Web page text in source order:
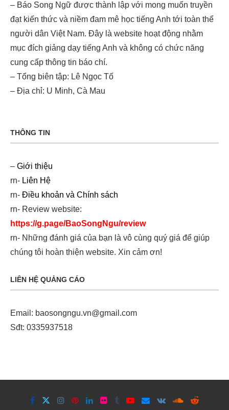
– Báo Song Ngữ được thành lập với mong muốn truyền
đạt kiến thức và niềm đam mê học tiếng Anh tới toàn thể
người dân Việt Nam. Đây là website hoạt động nhằm
mục đích giảng dạy tiếng Anh và không có chức năng
cung cấp thông tin báo chí.
– Tổng biên tập: Lê Ngọc Tố
– Địa chỉ: U Minh, Cà Mau
THÔNG TIN
– Giới thiệu
rn- Liên Hệ
rn- Điều khoản và Chính sách
rn- Review website:
https://g.page/BaoSongNgu/review
rn- Những đánh giá của bạn là vô cùng quý giá để giúp
chúng tôi hoàn thiện website. Xin cảm ơn!
LIÊN HỆ QUẢNG CÁO
Email: baosongngu.vn@gmail.com
Sđt: 0335937518